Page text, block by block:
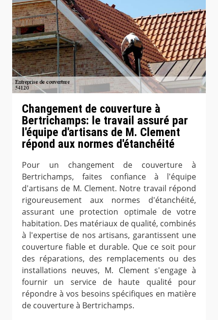
Changement de couverture à
Bertrichamps: le travail assuré par
l'équipe d'artisans de M. Clement
répond aux normes d'étanchéité
Pour un changement de couverture à
Bertrichamps, faites confiance à l'équipe
d'artisans de M. Clement. Notre travail répond
rigoureusement aux normes d'étanchéité,
assurant une protection optimale de votre
habitation. Des matériaux de qualité, combinés
à l'expertise de nos artisans, garantissent une
couverture fiable et durable. Que ce soit pour
des réparations, des remplacements ou des
installations neuves, M. Clement s'engage à
fournir un service de haute qualité pour
répondre à vos besoins spécifiques en matière
de couverture à Bertrichamps.